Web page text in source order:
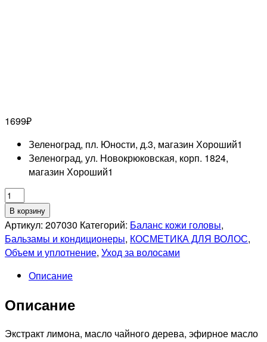
1699₽
Зеленоград, пл. Юности, д.3, магазин Хороший1
Зеленоград, ул. Новокрюковская, корп. 1824,
магазин Хороший1
Количество
товара
LAROS
BEAUTY
Объемообразующий
Lemon
Conditioner
300
В корзину
Артикул: 207030 Категорий: Баланс кожи головы,
Бальзамы и кондиционеры, КОСМЕТИКА ДЛЯ ВОЛОС,
Объем и уплотнение, Уход за волосами
Описание
Описание
Экстракт лимона, масло чайного дерева, эфирное масло